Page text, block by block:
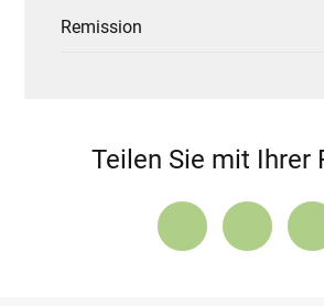
Remission
Teilen Sie mit Ihrer